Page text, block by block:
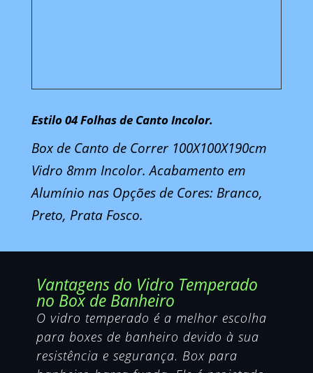
Estilo 04 Folhas de Canto Incolor.
Box de Canto de Correr 100X100X190cm
Vidro 8mm Incolor. Acabamento em
Alumínio nas Opções de Cores: Branco,
Preto, Prata Fosco.
Vantagens do Vidro Temperado
no Box de Banheiro
O vidro temperado é a melhor escolha
para boxes de banheiro devido à sua
resistência e segurança. Box para